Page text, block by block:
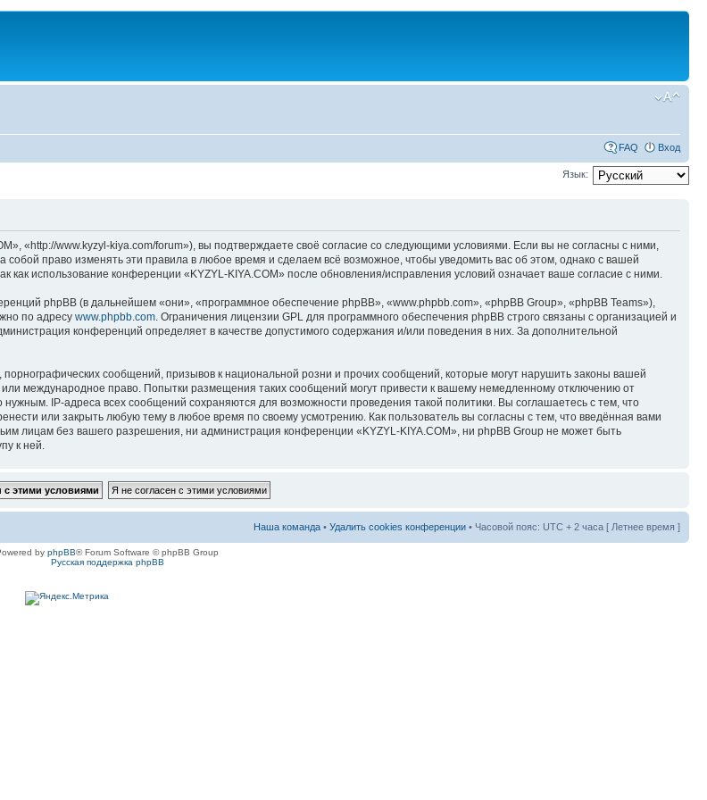
FAQ Вход
Язык:
«http://www.kyzyl-kiya.com/forum»), вы подтверждаете своё согласие со следующими условиями. Если вы не согласны с ними,
право изменять эти правила в любое время и сделаем всё возможное, чтобы уведомить вас об этом, однако с вашей
использование конференции «KYZYL-KIYA.COM» после обновления/исправления условий означает ваше согласие с ними.
phpBB (в дальнейшем «они», «программное обеспечение phpBB», «www.phpbb.com», «phpBB Group», «phpBB Teams»),
по адресу www.phpbb.com. Ограничения лицензии GPL для программного обеспечения phpBB строго связаны с организацией и
конференций определяет в качестве допустимого содержания и/или поведения в них. За дополнительной
сообщений, призывов к национальной розни и прочих сообщений, которые могут нарушить законы вашей
международное право. Попытки размещения таких сообщений могут привести к вашему немедленному отключению от
IP-адреса всех сообщений сохраняются для возможности проведения такой политики. Вы соглашаетесь с тем, что
или закрыть любую тему в любое время по своему усмотрению. Как пользователь вы согласны с тем, что введённая вами
лицам без вашего разрешения, ни администрация конференции «KYZYL-KIYA.COM», ни phpBB Group не может быть
к ней.
Наша команда • Удалить cookies конференции • Часовой пояс: UTC + 2 часа [ Летнее время ]
by phpBB® Forum Software © phpBB Group
Русская поддержка phpBB